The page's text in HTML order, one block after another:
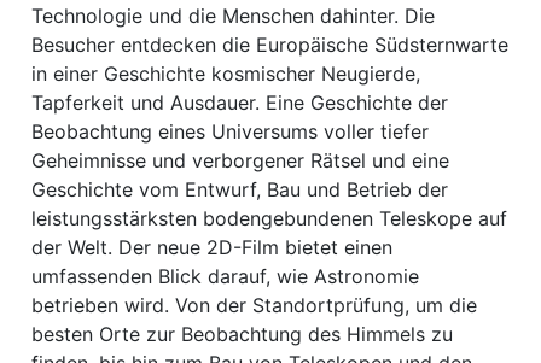
Technologie und die Menschen dahinter. Die
Besucher entdecken die Europäische Südsternwarte
in einer Geschichte kosmischer Neugierde,
Tapferkeit und Ausdauer. Eine Geschichte der
Beobachtung eines Universums voller tiefer
Geheimnisse und verborgener Rätsel und eine
Geschichte vom Entwurf, Bau und Betrieb der
leistungsstärksten bodengebundenen Teleskope auf
der Welt. Der neue 2D-Film bietet einen
umfassenden Blick darauf, wie Astronomie
betrieben wird. Von der Standortprüfung, um die
besten Orte zur Beobachtung des Himmels zu